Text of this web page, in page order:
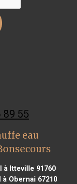
89 55
eau
Itteville 91760
Obernai 67210